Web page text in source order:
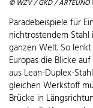
© WZV / GKD / ARTEUNO
Paradebeispiele für
nichtrostendem
ganzen Welt. So
Europas die Blicke
aus Lean-Duplex-
gleichen Werkstoff
Brücke in